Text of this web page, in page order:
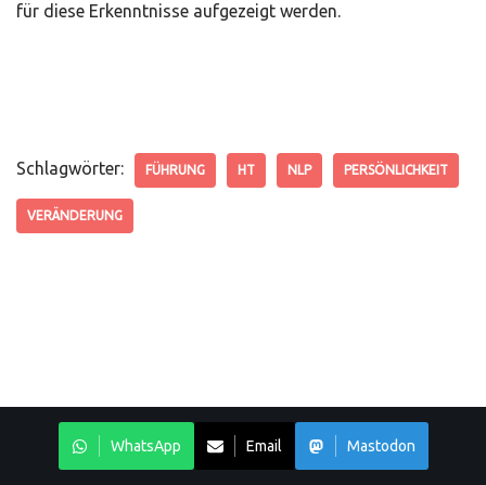
für diese Erkenntnisse aufgezeigt werden.
Schlagwörter: FÜHRUNG HT NLP PERSÖNLICHKEIT
VERÄNDERUNG
WhatsApp Email Mastodon